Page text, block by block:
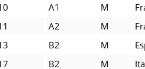
A1 M
A2 M
B2 M
B2 M